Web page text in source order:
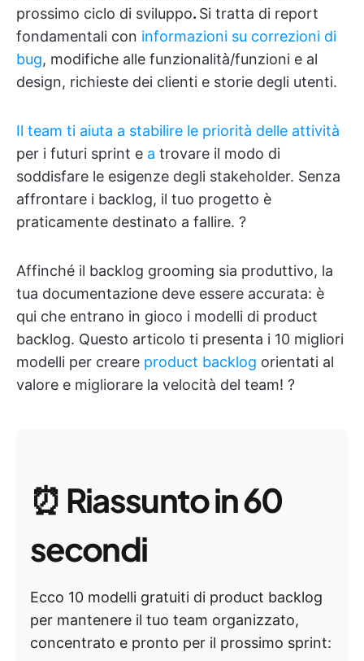
prossimo ciclo di sviluppo. Si tratta di report
fondamentali con informazioni su correzioni di
bug, modifiche alle funzionalità/funzioni e al
design, richieste dei clienti e storie degli utenti.
Il team ti aiuta a stabilire le priorità delle attività
per i futuri sprint e a trovare il modo di
soddisfare le esigenze degli stakeholder. Senza
affrontare i backlog, il tuo progetto è
praticamente destinato a fallire. ?
Affinché il backlog grooming sia produttivo, la
tua documentazione deve essere accurata: è
qui che entrano in gioco i modelli di product
backlog. Questo articolo ti presenta i 10 migliori
modelli per creare product backlog orientati al
valore e migliorare la velocità del team! ?
⏰ Riassunto in 60
secondi
Ecco 10 modelli gratuiti di product backlog
per mantenere il tuo team organizzato,
concentrato e pronto per il prossimo sprint: